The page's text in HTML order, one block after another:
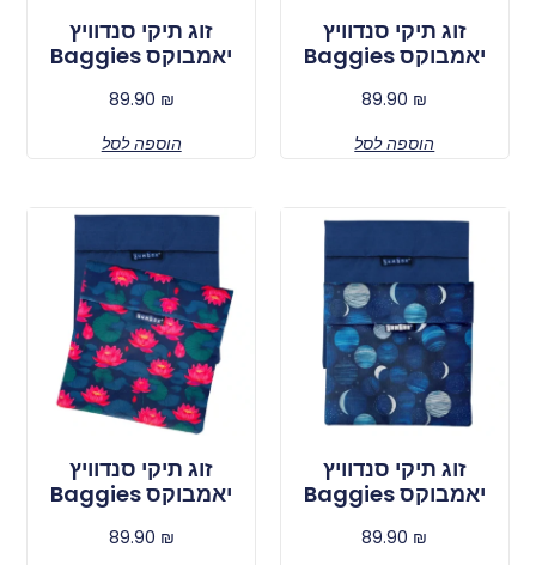
זוג תיקי סנדוויץ
יאמבוקס Baggies
89.90 ₪
הוספה לסל
זוג תיקי סנדוויץ
יאמבוקס Baggies
89.90 ₪
הוספה לסל
זוג תיקי סנדוויץ
יאמבוקס Baggies
89.90 ₪
זוג תיקי סנדוויץ
יאמבוקס Baggies
89.90 ₪